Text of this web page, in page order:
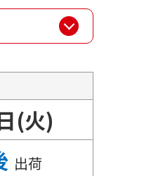
(火)
出荷